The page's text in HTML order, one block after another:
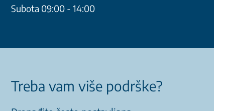
Subota 09:00 - 14:00
Treba vam više podrške?